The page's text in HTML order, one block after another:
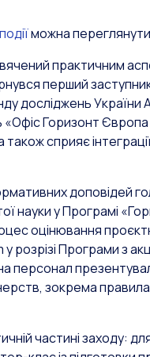
можна переглянути
практичним
перший
досліджень України
Горизонт Європа
сприяє
доповідей
науки у Програмі
оцінювання
розрізі Програми з
персонал
зокрема
частині заходу: